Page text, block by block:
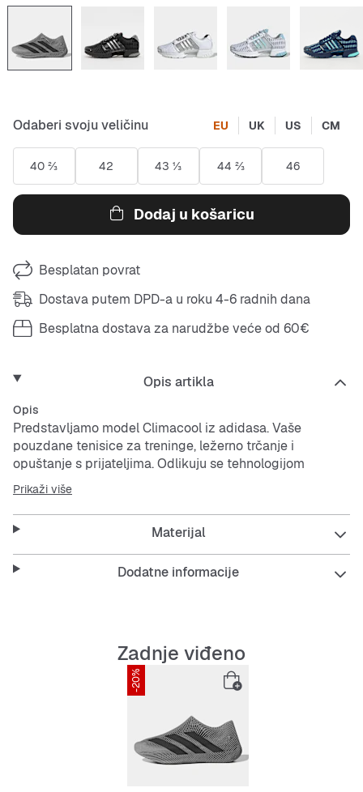
Odaberi svoju veličinu EU UK US CM
40 ⅔ 42 43 ⅓ 44 ⅔ 46
Dodaj u košaricu
Besplatan povrat
Dostava putem DPD-a u roku 4-6 radnih dana
Besplatna dostava za narudžbe veće od 60€
Opis artikla
Opis
Predstavljamo model Climacool iz adidasa. Vaše
pouzdane tenisice za treninge, ležerno trčanje i
opuštanje s prijateljima. Odlikuju se tehnologijom
Climacool. Svježina. Suhoća. Spremnost. Prozračni
materijali i otvorene konstrukcije održavaju vaša stopala
u svježini i suhoći.
Sintetičko gornjište i potplat osiguravaju udobnost dok
konstrukcija Cold Cement dodaje izdržljivost. S klasične
Standardni kalup
Prikaži više
Materijal
Dodatne informacije
Zadnje viđeno
-20%